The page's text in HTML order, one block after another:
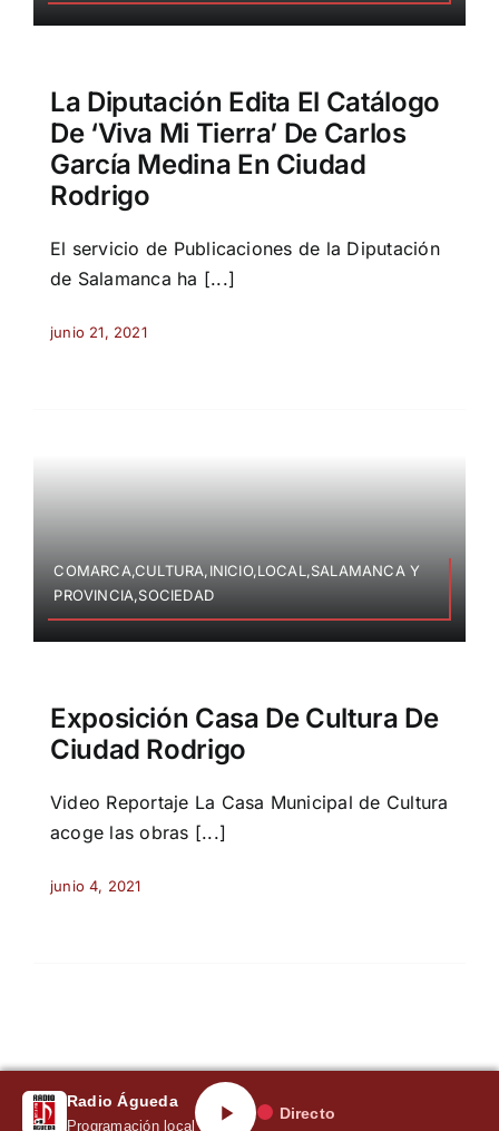
La Diputación Edita El Catálogo
De ‘Viva Mi Tierra’ De Carlos
García Medina En Ciudad
Rodrigo
El servicio de Publicaciones de la Diputación
de Salamanca ha [...]
junio 21, 2021
COMARCA,CULTURA,INICIO,LOCAL,SALAMANCA Y
PROVINCIA,SOCIEDAD
Exposición Casa De Cultura De
Ciudad Rodrigo
Video Reportaje La Casa Municipal de Cultura
acoge las obras [...]
junio 4, 2021
Radio Águeda
Programación local
Directo